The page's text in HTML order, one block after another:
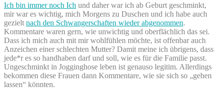
Ich bin immer noch Ich und daher war ich ab Geburt geschminkt,
mir war es wichtig, mich Morgens zu Duschen und ich habe auch
gezielt nach den Schwangerschaften wieder abgenommen.
Kommentare waren gern, wie unwichtig und oberflächlich das sei.
Dass ich mich auch mit mir wohlfühlen möchte, ist offenbar auch
Anzeichen einer schlechten Mutter? Damit meine ich übrigens, dass
jede*r es so handhaben darf und soll, wie es für die Familie passt.
Ungeschminkt in Jogginghose leben ist genauso legitim. Allerdings
bekommen diese Frauen dann Kommentare, wie sie sich so „gehen
lassen“ könnten.